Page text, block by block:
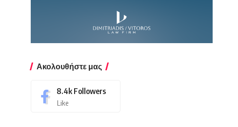
Ακολουθήστε μας
8.4k Followers
Like